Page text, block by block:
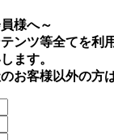
様へ～
ンツ等全てを利
ます。
お客様以外の方